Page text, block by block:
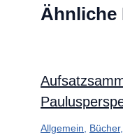
Ähnliche
Allgemein Bücher,